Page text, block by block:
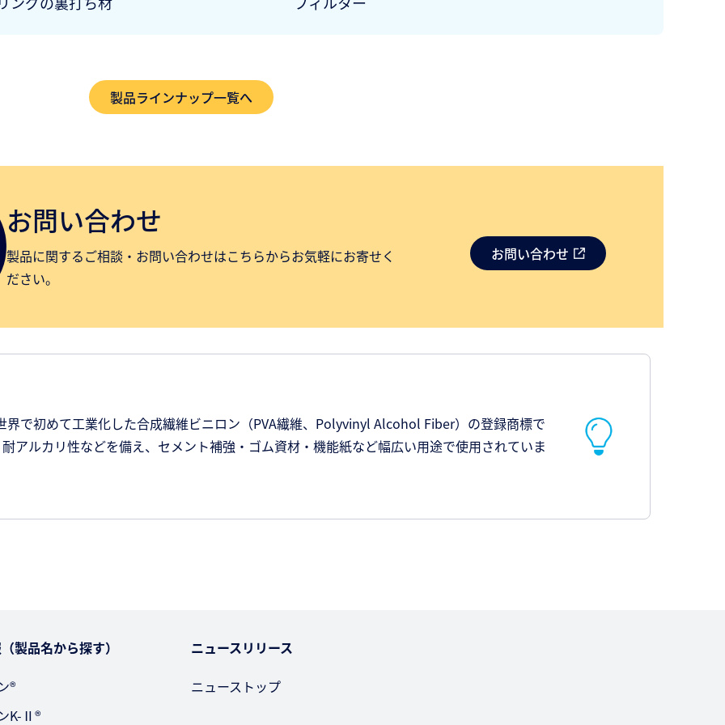
製品ラインナップ一覧へ
お問い合わせ
製品に関するご相談・お問い合わせはこちらからお気軽にお寄せく
ださい。
お問い合わせ
で初めて工業化した合成繊維ビニロン（PVA繊維、Polyvinyl Alcohol Fiber）の登録商標で
アルカリ性などを備え、セメント補強・ゴム資材・機能紙など幅広い用途で使用されていま
製品名から探す）
®
K-Ⅱ®
ニュースリリース
ニューストップ